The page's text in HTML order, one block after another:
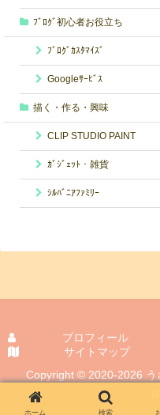
ﾌﾞﾛｸﾞ初心者お役立ち
ﾌﾞﾛｸﾞｶｽﾀﾏｲｽﾞ
Googleｻｰﾋﾞｽ
描く・作る・興味
CLIP STUDIO PAINT
ｶﾞｼﾞｪｯﾄ・雑貨
ｼﾙﾊﾞﾆｱﾌｧﾐﾘｰ
プロフィール
サイトマップ
Copyright © 2020-2026 う
ホーム 検索